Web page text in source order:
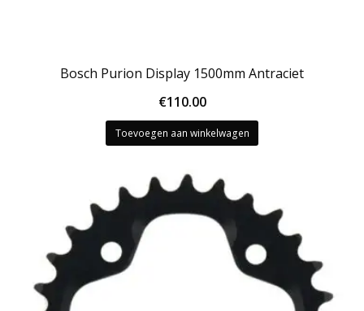
Bosch Purion Display 1500mm Antraciet
€110.00
Toevoegen aan winkelwagen